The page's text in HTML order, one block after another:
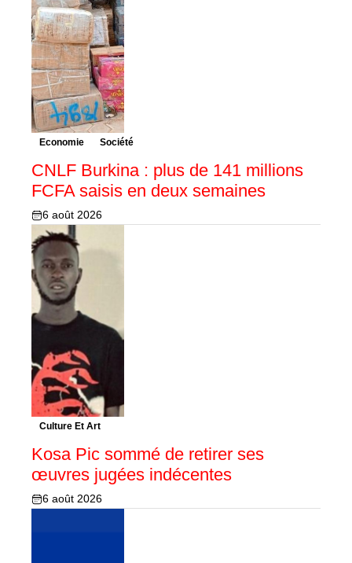
Economie Société
CNLF Burkina : plus de 141 millions
FCFA saisis en deux semaines
6 août 2026
Culture Et Art
Kosa Pic sommé de retirer ses
œuvres jugées indécentes
6 août 2026